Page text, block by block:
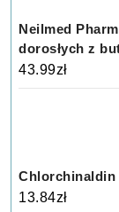
Neilmed
dorosłych z
43.99zł
Chlorchinaldin
13.84zł